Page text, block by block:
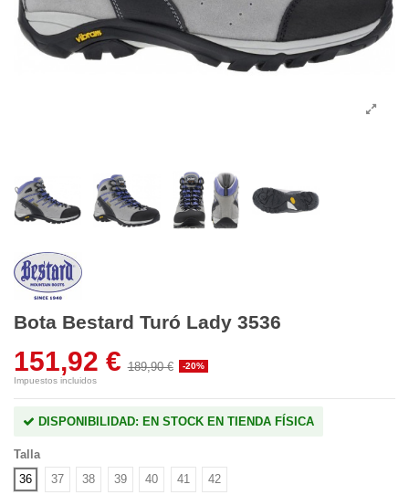
Bota Bestard Turó Lady 3536
151,92 € 189,90 €
-20%
Impuestos incluidos
DISPONIBILIDAD: EN STOCK EN TIENDA FÍSICA
Talla
36
37 38 39 40 41 42